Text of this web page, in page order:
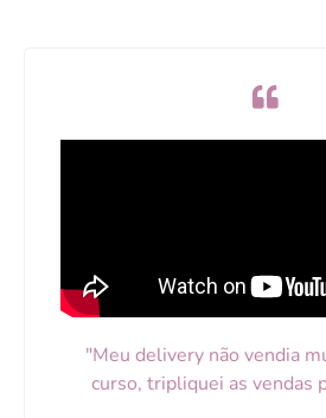
"Meu delivery não vendia
curso, tripliquei as vendas